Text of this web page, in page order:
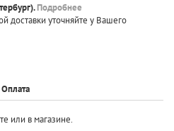
Подробнее
доставки уточняйте у Вашего
Оплата
или в магазине.